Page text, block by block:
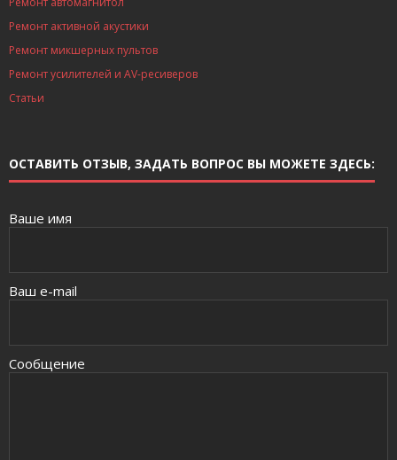
Ремонт активной акустики
Ремонт микшерных пультов
Ремонт усилителей и AV-ресиверов
Статьи
ОСТАВИТЬ ОТЗЫВ, ЗАДАТЬ ВОПРОС ВЫ МОЖЕТЕ ЗДЕСЬ:
Ваше имя
Ваш e-mail
Сообщение